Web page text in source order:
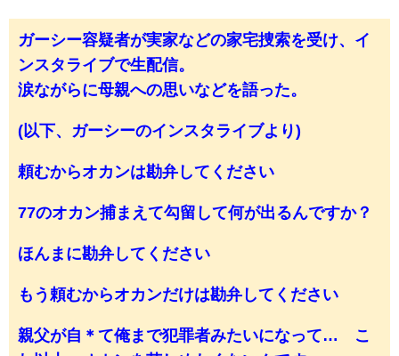
ガーシー容疑者が実家などの家宅捜索を受け、イ
ンスタライブで生配信。
涙ながらに母親への思いなどを語った。
(以下、ガーシーのインスタライブより)
頼むからオカンは勘弁してください
77のオカン捕まえて勾留して何が出るんですか？
ほんまに勘弁してください
もう頼むからオカンだけは勘弁してください
親父が自＊て俺まで犯罪者みたいになって… こ